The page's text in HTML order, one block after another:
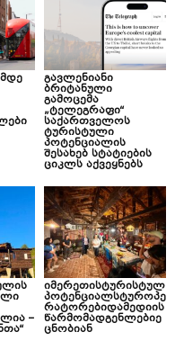
გავლენიანი
ბრიტანული
გამოცემა
„ტელეგრაფი“
საქართველოს
ტურისტული
პოტენციალის
შესახებ სტატიების
ციკლს აქვეყნებს
–
იმერეთისტურისტულ
პოტენციალსტუროპე
რატორებიდამედიის
წარმომადგენლებიე
ცნობიან